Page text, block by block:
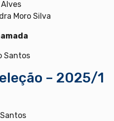
Moro Silva
Santos
– 2025/1